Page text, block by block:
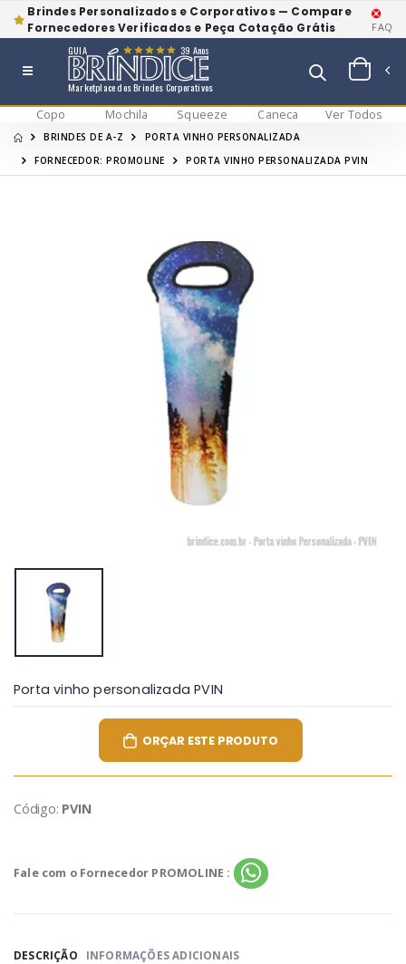
Brindes Personalizados e Corporativos — Compare
Fornecedores Verificados e Peça Cotação Grátis
FAQ
Marketplace dos Brindes Corporativos
GUIA 39 Anos
Copo Mochila Squeeze Caneca Ver Todos
BRINDES DE A-Z
PORTA VINHO PERSONALIZADA
FORNECEDOR: PROMOLINE
PORTA VINHO PERSONALIZADA PVIN
Porta vinho personalizada PVIN
ORÇAR ESTE PRODUTO
Código: PVIN
Fale com o Fornecedor PROMOLINE :
DESCRIÇÃO INFORMAÇÕES ADICIONAIS